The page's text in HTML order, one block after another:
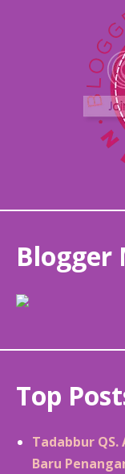
Blogger
Top
Tadabbur
Baru